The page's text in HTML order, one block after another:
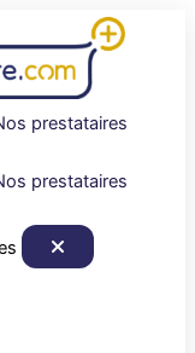
prestataires
prestataires